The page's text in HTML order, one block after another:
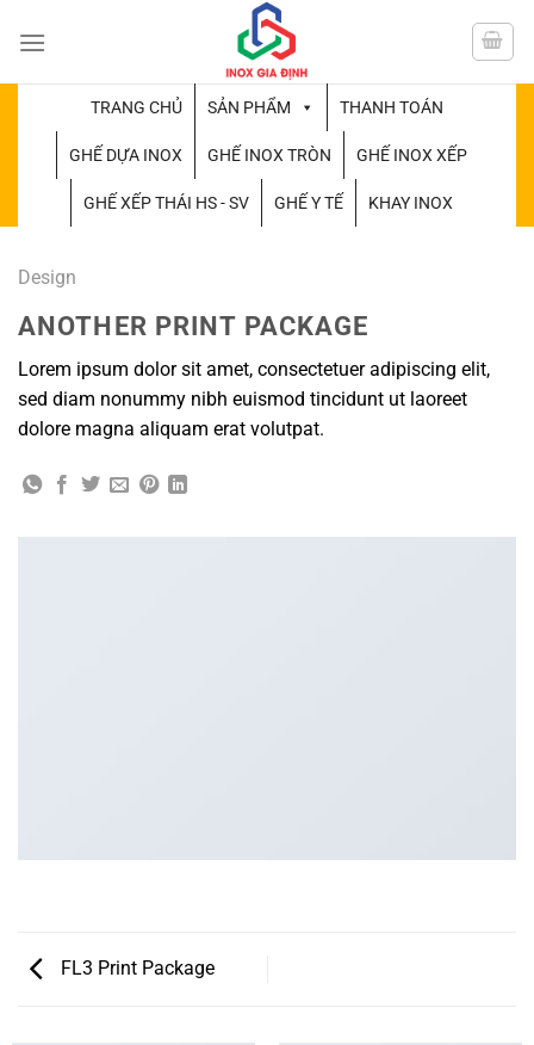
đến
TRANG CHỦ SẢN PHẨM THANH TOÁN
GHẾ DỰA INOX GHẾ INOX TRÒN GHẾ INOX XẾP
GHẾ XẾP THÁI HS - SV GHẾ Y TẾ KHAY INOX
Design
ANOTHER PRINT PACKAGE
Lorem ipsum dolor sit amet, consectetuer adipiscing elit,
sed diam nonummy nibh euismod tincidunt ut laoreet
dolore magna aliquam erat volutpat.
FL3 Print Package